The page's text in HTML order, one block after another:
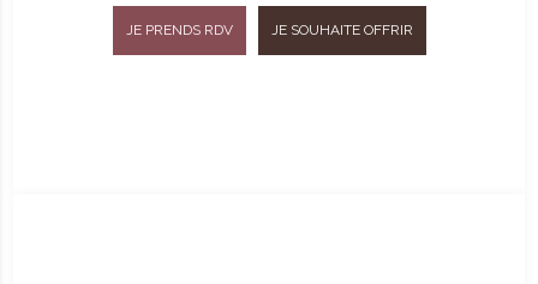
JE PRENDS RDV JE SOUHAITE OFFRIR